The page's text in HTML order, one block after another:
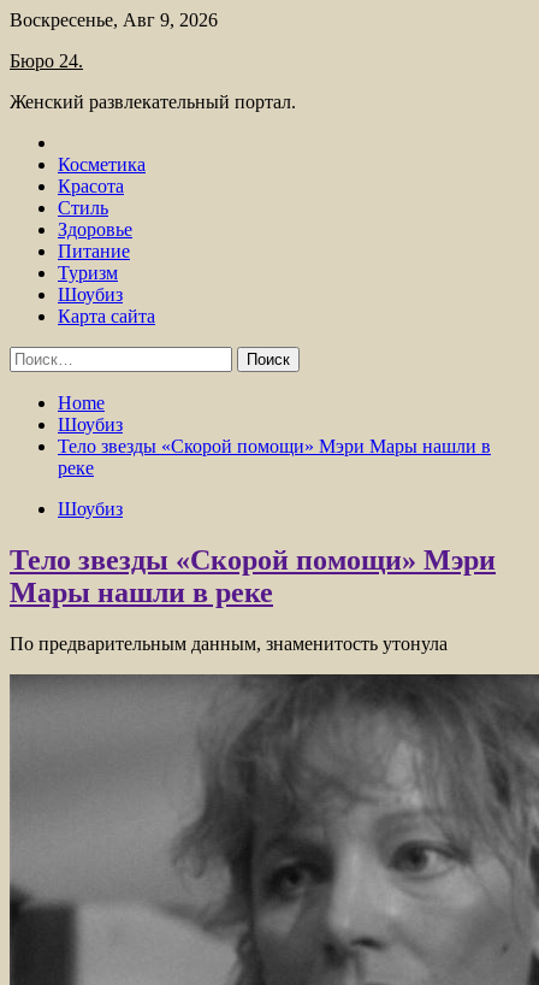
Skip
content
Воскресенье, Авг 9, 2026
Бюро 24.
Женский развлекательный портал.
Косметика
Красота
Стиль
Здоровье
Питание
Туризм
Шоубиз
Карта сайта
Найти:
Home
Шоубиз
Тело звезды «Скорой помощи» Мэри Мары нашли в
реке
Шоубиз
Тело звезды «Скорой помощи» Мэри
Мары нашли в реке
По предварительным данным, знаменитость утонула